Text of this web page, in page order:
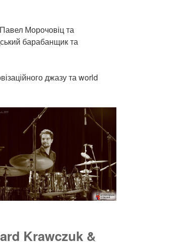
Павел Морочовіц та
барабанщик та
джазу та world
Krawczuk &